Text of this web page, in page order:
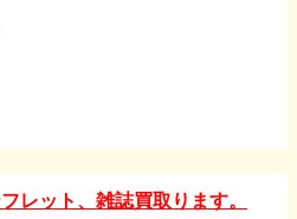
レット、雑誌買取ります。